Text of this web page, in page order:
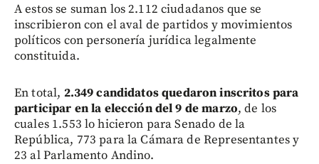
A estos se suman los 2.112 ciudadanos que se
inscribieron con el aval de partidos y movimientos
políticos con personería jurídica legalmente
constituida.
En total, 2.349 candidatos quedaron inscritos para
participar en la elección del 9 de marzo, de los
cuales 1.553 lo hicieron para Senado de la
República, 773 para la Cámara de Representantes y
23 al Parlamento Andino.